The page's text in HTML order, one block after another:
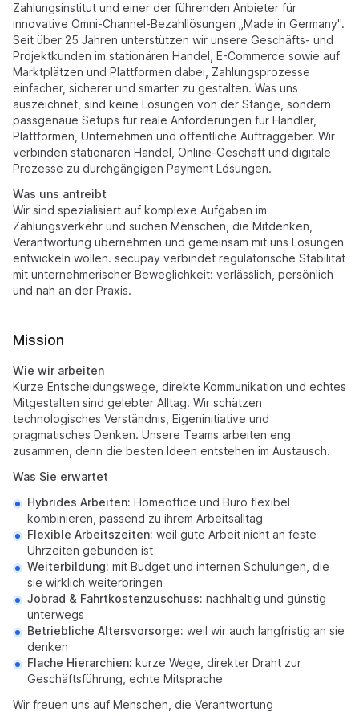
Zahlungsinstitut und einer der führenden Anbieter für
innovative Omni-Channel-Bezahllösungen „Made in Germany".
Seit über 25 Jahren unterstützen wir unsere Geschäfts- und
Projektkunden im stationären Handel, E-Commerce sowie auf
Marktplätzen und Plattformen dabei, Zahlungsprozesse
einfacher, sicherer und smarter zu gestalten. Was uns
auszeichnet, sind keine Lösungen von der Stange, sondern
passgenaue Setups für reale Anforderungen für Händler,
Plattformen, Unternehmen und öffentliche Auftraggeber. Wir
verbinden stationären Handel, Online-Geschäft und digitale
Prozesse zu durchgängigen Payment Lösungen.
Was uns antreibt
Wir sind spezialisiert auf komplexe Aufgaben im
Zahlungsverkehr und suchen Menschen, die Mitdenken,
Verantwortung übernehmen und gemeinsam mit uns Lösungen
entwickeln wollen. secupay verbindet regulatorische Stabilität
mit unternehmerischer Beweglichkeit: verlässlich, persönlich
und nah an der Praxis.
Mission
Wie wir arbeiten
Kurze Entscheidungswege, direkte Kommunikation und echtes
Mitgestalten sind gelebter Alltag. Wir schätzen
technologisches Verständnis, Eigeninitiative und
pragmatisches Denken. Unsere Teams arbeiten eng
zusammen, denn die besten Ideen entstehen im Austausch.
Was Sie erwartet
Hybrides Arbeiten: Homeoffice und Büro flexibel
kombinieren, passend zu ihrem Arbeitsalltag
Flexible Arbeitszeiten: weil gute Arbeit nicht an feste
Uhrzeiten gebunden ist
Weiterbildung: mit Budget und internen Schulungen, die
sie wirklich weiterbringen
Jobrad & Fahrtkostenzuschuss: nachhaltig und günstig
unterwegs
Betriebliche Altersvorsorge: weil wir auch langfristig an sie
denken
Flache Hierarchien: kurze Wege, direkter Draht zur
Geschäftsführung, echte Mitsprache
Wir freuen uns auf Menschen, die Verantwortung